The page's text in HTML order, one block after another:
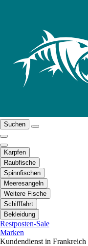
Suchen
Karpfen
Raubfische
Spinnfischen
Meeresangeln
Weitere Fische
Schifffahrt
Bekleidung
Restposten-Sale
Marken
Kundendienst in Frankreich